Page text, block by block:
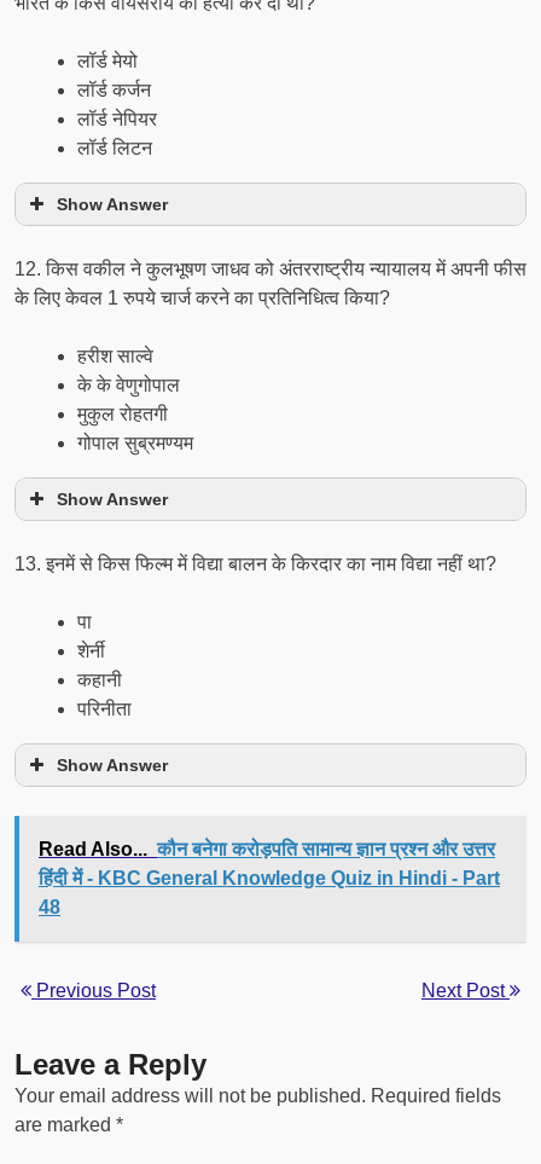
लॉर्ड मेयो
लॉर्ड कर्जन
लॉर्ड नेपियर
लॉर्ड लिटन
Show Answer
12. किस वकील ने कुलभूषण जाधव को अंतरराष्ट्रीय न्यायालय में अपनी फीस
के लिए केवल 1 रुपये चार्ज करने का प्रतिनिधित्व किया?
हरीश साल्वे
के के वेणुगोपाल
मुकुल रोहतगी
गोपाल सुब्रमण्यम
Show Answer
13. इनमें से किस फिल्म में विद्या बालन के किरदार का नाम विद्या नहीं था?
पा
शेर्नी
कहानी
परिनीता
Show Answer
Read Also... कौन बनेगा करोड़पति सामान्य ज्ञान प्रश्न और उत्तर
हिंदी में - KBC General Knowledge Quiz in Hindi - Part
48
Previous Post Next Post
Leave a Reply
Your email address will not be published. Required fields
are marked *